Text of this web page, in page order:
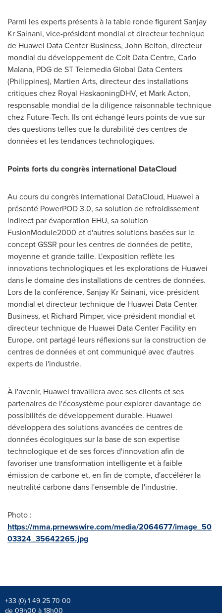
Parmi les experts présents à la table ronde figurent Sanjay
Kr Sainani, vice-président mondial et directeur technique
de Huawei Data Center Business, John Belton, directeur
mondial du développement de Colt Data Centre, Carlo
Malana, PDG de ST Telemedia Global Data Centers
(Philippines), Martien Arts, directeur des installations
critiques chez Royal HaskaoningDHV, et Mark Acton,
responsable mondial de la diligence raisonnable technique
chez Future-Tech. Ils ont échangé leurs points de vue sur
des questions telles que la durabilité des centres de
données et les tendances technologiques.
Points forts du congrès international DataCloud
Au cours du congrès international DataCloud, Huawei a
présenté PowerPOD 3.0, sa solution de refroidissement
indirect par évaporation EHU, sa solution
FusionModule2000 et d'autres solutions basées sur le
concept GSSR pour les centres de données de petite,
moyenne et grande taille. L'exposition reflète les
innovations technologiques et les explorations de Huawei
dans le domaine des installations de centres de données.
Lors de laconférence, Sanjay Kr Sainani, vice-président
mondial et directeur technique de Huawei Data Center
Business, et Richard Pimper, vice-président mondial et
directeur technique de Huawei Data Center Facility en
Europe, ont partagé leurs réflexions sur la construction de
centres de données et ont communiqué avec d'autres
experts de l'industrie.
À l'avenir, Huawei travaillera avec ses clients et ses
partenaires de l'écosystème pour explorer davantage de
possibilités de développement durable. Huawei
développera des solutions avancées de centres de
données écologiques sur la base de son expertise
technologique et de ses forces d'innovation afin de
favoriser une transformation intelligente et à faible
émission de carbone et, en fin de compte, d'accélérer la
neutralité carbone dans l'ensemble de l'industrie.
Photo :
https://mma.prnewswire.com/media/2064677/image_50
03324_35642265.jpg
+33 (0) 1 49 25 70 00
de 09h00 à 18h00